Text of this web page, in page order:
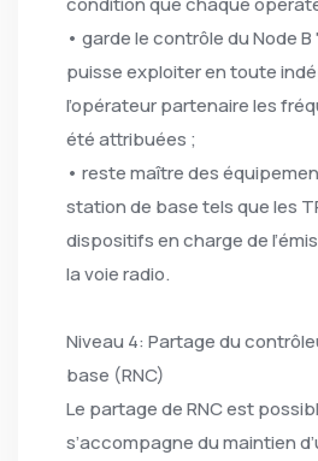
• garde le contrôle du Node B
puisse exploiter en toute
l’opérateur partenaire les
été attribuées ;
• reste maître des
station de base tels que les
dispositifs en charge de
la voie radio.
Niveau 4: Partage du
base (RNC)
Le partage de RNC est
s’accompagne du maintien